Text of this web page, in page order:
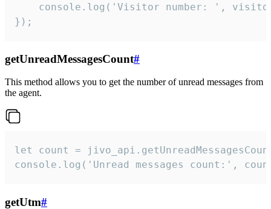
console.log('Visitor number: ',
});
getUnreadMessagesCount#
This method allows you to get the number of unread messages from
the agent.
let count =
console.log('Unread messages count:',
getUtm#